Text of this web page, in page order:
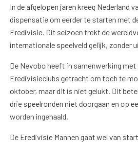
In de afgelopen jaren kreeg Nederland
dispensatie om eerder te starten met
Eredivisie. Dit seizoen trekt de
internationale speelveld gelijk, zonder
De Nevobo heeft in samenwerking met
Eredivisieclubs getracht om toch te
oktober, maar dit is niet gelukt. Dit
drie speelronden niet doorgaan en op
worden ingehaald.
De Eredivisie Mannen gaat wel van